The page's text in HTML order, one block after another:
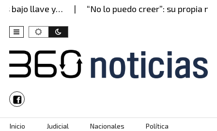
llave y… “No lo puedo creer”: su propia
Skip to content
Inicio Judicial Nacionales
Política